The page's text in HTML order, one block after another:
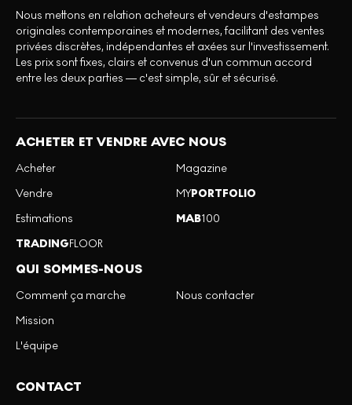
Nous mettons en relation acheteurs et vendeurs d'estampes
originales contemporaines et modernes, facilitant des ventes
privées discrètes, indépendantes et axées sur l'investissement.
Les prix sont fixes, clairs et convenus d'un commun accord
entre les deux parties — c'est simple, sûr et sécurisé.
ACHETER ET VENDRE AVEC NOUS
Acheter
Vendre
Estimations
TRADINGFLOOR
Magazine
MYPORTFOLIO
MAB100
QUI SOMMES-NOUS
Comment ça marche
Mission
L'équipe
Nous contacter
CONTACT